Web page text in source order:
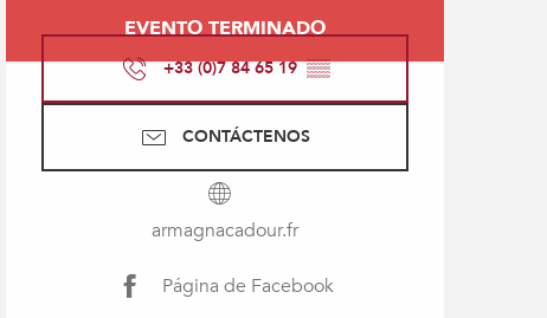
Horarios y datos de
EVENTO TERMINADO
+33 (0)7 84 65 19▒▒
CONTÁCTENOS
armagnacadour.fr
Página de Facebook